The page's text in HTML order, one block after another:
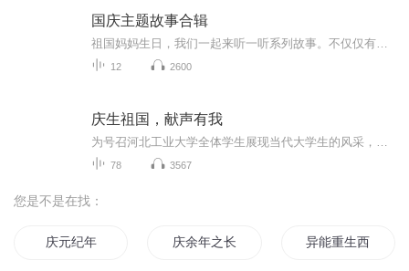
国庆主题故事合辑
12 2600
庆生祖国，献声有我
78 3567
您是不是在找：
庆元纪年 庆余年之长歌行 异能重生西门庆